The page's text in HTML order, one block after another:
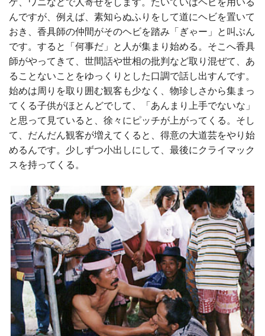
んですが、例えば、素知らぬふりをして道にヘビを置いて
おき、香具師の仲間がそのヘビを踏み「ぎゃー」と叫ぶん
です。すると「何事だ」と人が集まり始める。そこへ香具
師がやってきて、世間話や世相の批判など取り混ぜて、あ
ることないことをゆっくりとした口調で話し出すんです。
始めは周りを取り囲む観客も少なく、物珍しさから集まっ
てくる子供がほとんどでして、「あんまり上手でないな」
と思って見ていると、徐々にピッチが上がってくる。そし
て、だんだん観客が増えてくると、得意の大道芸をやり始
めるんです。少しずつ小出しにして、最後にクライマック
スを持ってくる。